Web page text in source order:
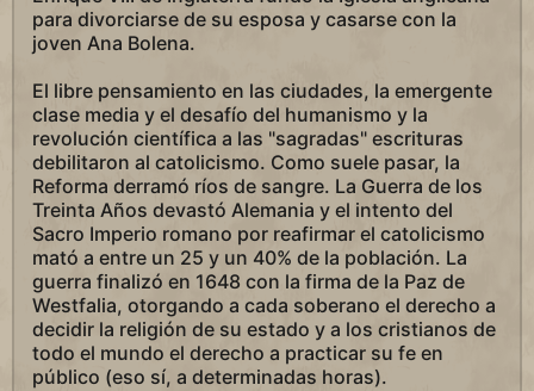
para divorciarse de su esposa y casarse con la
joven Ana Bolena.
El libre pensamiento en las ciudades, la emergente
clase media y el desafío del humanismo y la
revolución científica a las "sagradas" escrituras
debilitaron al catolicismo. Como suele pasar, la
Reforma derramó ríos de sangre. La Guerra de los
Treinta Años devastó Alemania y el intento del
Sacro Imperio romano por reafirmar el catolicismo
mató a entre un 25 y un 40% de la población. La
guerra finalizó en 1648 con la firma de la Paz de
Westfalia, otorgando a cada soberano el derecho a
decidir la religión de su estado y a los cristianos de
todo el mundo el derecho a practicar su fe en
público (eso sí, a determinadas horas).